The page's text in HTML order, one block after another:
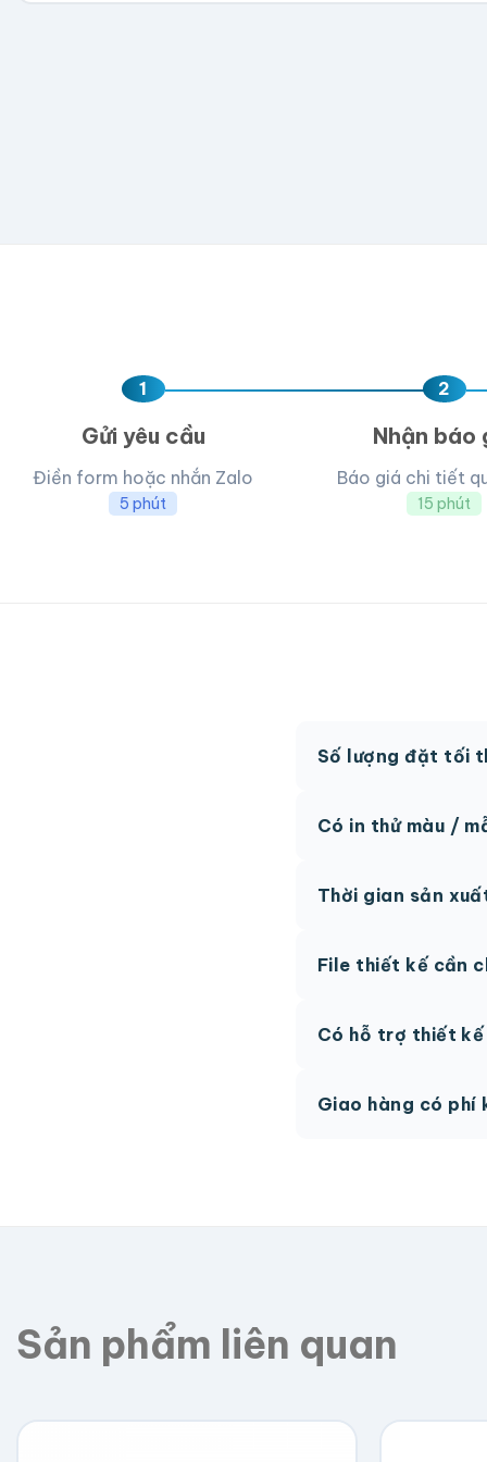
1
Gửi yêu cầu
Điền form hoặc nhắn Zalo
5 phút
2
Nhận báo
Báo giá chi tiết
15 phút
Số lượng đặt tối
Có in thử màu /
thức.
Thời gian sản
hệ để được tư vấn.
File thiết kế cần
phí.
Có hỗ trợ thiết kế
Giao hàng có phí
Sản phẩm liên quan